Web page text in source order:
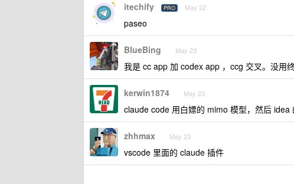
itechify PRO May 22
paseo
BlueBing May 23
我是 cc app 加 codex app ，ccg 交叉。没用
kerwin1874 May 23
claude code 用白嫖的 mimo 模型，然后 idea
zhhmax May 23
vscode 里面的 claude 插件